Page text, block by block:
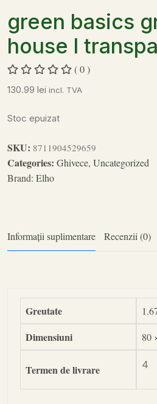
green basics
house l
( 0 )
130.99 lei incl. TVA
Stoc epuizat
SKU: 8711904529659
Categories: Ghivece, Uncategorized
Brand: Elho
Informații suplimentare Recenzii (0)
Greutate
Dimensiuni 80
Termen de livrare 4